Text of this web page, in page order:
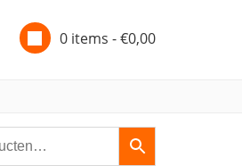
0 items -€0,00